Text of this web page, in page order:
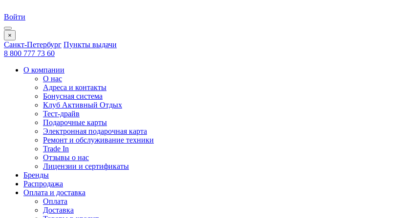
Войти
×
Санкт-Петербург Пункты выдачи
8 800 777 73 60
О компании
О нас
Адреса и контакты
Бонусная система
Клуб Активный Отдых
Тест-драйв
Подарочные карты
Электронная подарочная карта
Ремонт и обслуживание техники
Trade In
Отзывы о нас
Лицензии и сертификаты
Бренды
Распродажа
Оплата и доставка
Оплата
Доставка